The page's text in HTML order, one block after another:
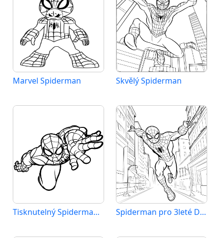
Marvel Spiderman Skvělý Spiderman
Tisknutelný Spiderman Obrázek pro Děti Spiderman pro 3leté Děti